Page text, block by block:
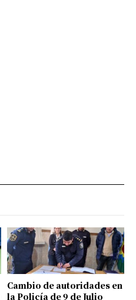
Cambio de autoridades en
la Policía de 9 de Julio